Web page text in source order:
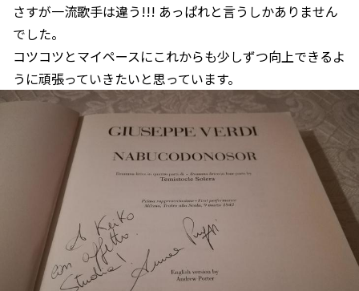
さすが一流歌手は違う!!! あっぱれと言うしかありません
でした。
コツコツとマイペースにこれからも少しずつ向上できるよ
うに頑張っていきたいと思っています。